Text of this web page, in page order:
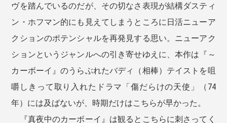
ヴを踏んでいるのだが、その切なさ表現が結構ダスティ
ン・ホフマン的にも見えてしまうところに日活ニューア
クションのポテンシャルを再発見する思い。ニューアク
ションというジャンルへの引き寄せゆえに、本作は『～
カーボーイ』のうらぶれたバディ（相棒）テイストを咀
嚼しきって取り入れたドラマ「傷だらけの天使」（74
年）には及ばないが、時期だけはこちらが早かった。
『真夜中のカーボーイ』は観るとこちらに刺さってく